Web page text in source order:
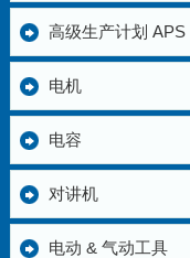
高级生产计划 APS
电机
电容
对讲机
电动 & 气动工具